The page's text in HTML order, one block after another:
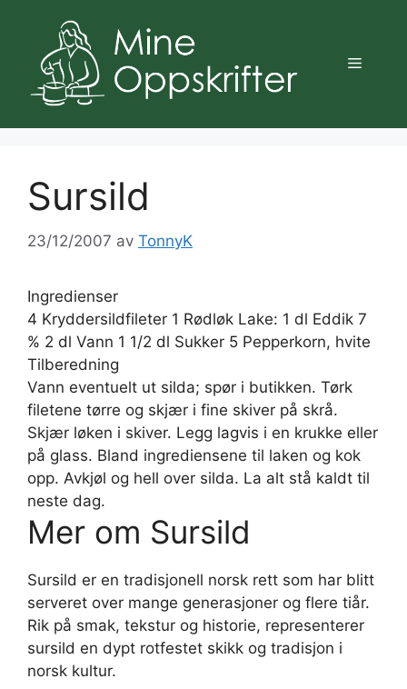
innhold
Meny
Sursild
23/12/2007 av TonnyK
Ingredienser
4 Kryddersildfileter 1 Rødløk Lake: 1 dl Eddik 7
% 2 dl Vann 1 1/2 dl Sukker 5 Pepperkorn, hvite
Tilberedning
Vann eventuelt ut silda; spør i butikken. Tørk
filetene tørre og skjær i fine skiver på skrå.
Skjær løken i skiver. Legg lagvis i en krukke eller
på glass. Bland ingrediensene til laken og kok
opp. Avkjøl og hell over silda. La alt stå kaldt til
neste dag.
Mer om Sursild
Sursild er en tradisjonell norsk rett som har blitt
serveret over mange generasjoner og flere tiår.
Rik på smak, tekstur og historie, representerer
sursild en dypt rotfestet skikk og tradisjon i
norsk kultur.